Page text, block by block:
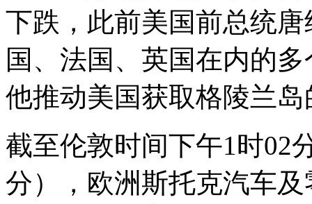
下跌，此前美国前总统
国、法国、英国在内的
他推动美国获取格陵兰
截至伦敦时间下午1时02
分），欧洲斯托克汽车